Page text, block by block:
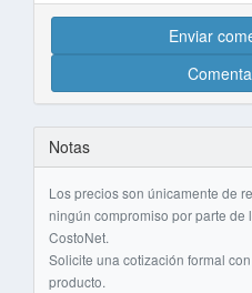
Enviar
Notas
Los precios son únicamente de
ningún compromiso por parte de
CostoNet.
Solicite una cotización formal
producto.